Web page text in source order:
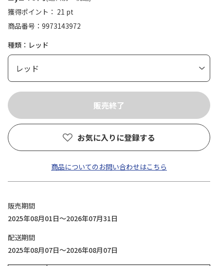
獲得ポイント： 21 pt
商品番号
9973143972
種類：レッド
お気に入りに登録する
商品についてのお問い合わせはこちら
販売期間
2025年08月01日～2026年07月31日
配送期間
2025年08月07日～2026年08月07日